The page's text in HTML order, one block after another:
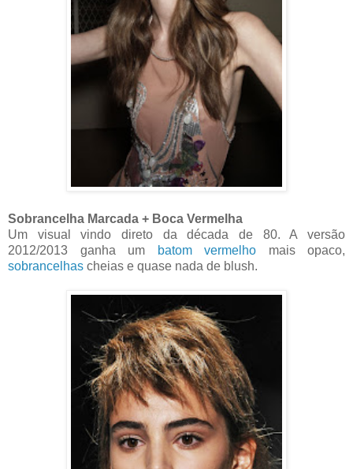
Sobrancelha Marcada + Boca Vermelha
Um visual vindo direto da década de 80. A versão
2012/2013 ganha um
batom vermelho mais opaco,
sobrancelhas cheias e quase nada de blush.